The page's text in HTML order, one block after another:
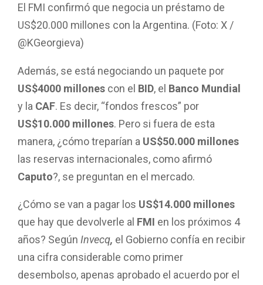
El FMI confirmó que negocia un préstamo de
US$20.000 millones con la Argentina. (Foto: X /
@KGeorgieva)
Además, se está negociando un paquete por
US$4000 millones con el BID, el Banco Mundial
y la CAF. Es decir, “fondos frescos” por
US$10.000 millones. Pero si fuera de esta
manera, ¿cómo treparían a US$50.000 millones
las reservas internacionales, como afirmó
Caputo?, se preguntan en el mercado.
¿Cómo se van a pagar los US$14.000 millones
que hay que devolverle al FMI en los próximos 4
años? Según Invecq, el Gobierno confía en recibir
una cifra considerable como primer
desembolso, apenas aprobado el acuerdo por el